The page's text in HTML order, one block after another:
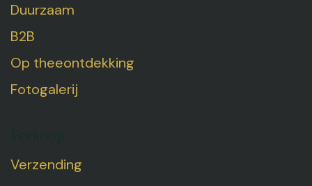
Duurzaam
B2B
Op theeontdekking
Fotogalerij
Verzending